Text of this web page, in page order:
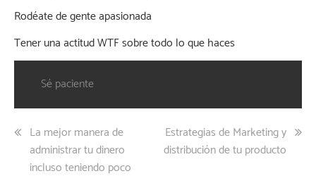
Rodéate de gente apasionada
Tener una actitud WTF sobre todo lo que haces
Sé paciente
Navegación
de
La mejor manera de
administrar tu dinero
incluso teniendo poco
Estrategias de Marketing y
distribución de tu producto